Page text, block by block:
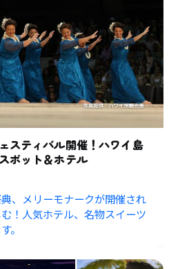
スティバル開催！ハワイ島
ポット＆ホテル
、メリーモナークが開催され
！人気ホテル、名物スイーツ
。